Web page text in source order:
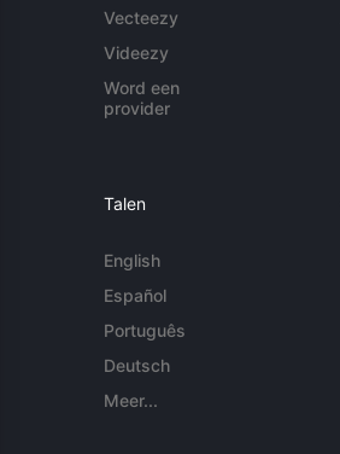
Vecteezy
Videezy
Word een
provider
Talen
English
Español
Português
Deutsch
Meer...